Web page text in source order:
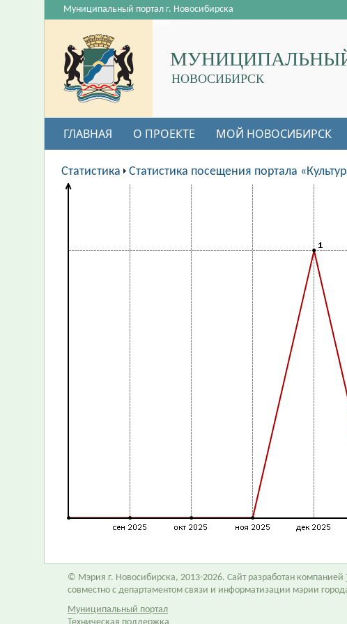
НОВОСИБИРСК
Муниципальный портал г. Новосибирска
ГЛАВНАЯ О ПРОЕКТЕ МОЙ НОВОСИБИРСК
Статистика Статистика посещения портала
© Мэрия г. Новосибирска, 2013-2026. Сайт разработан компанией
совместно с департаментом связи и информатизации мэрии
Муниципальный портал